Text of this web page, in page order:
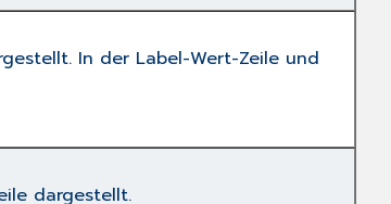
In der Label-Wert-Zeile und
dargestellt.